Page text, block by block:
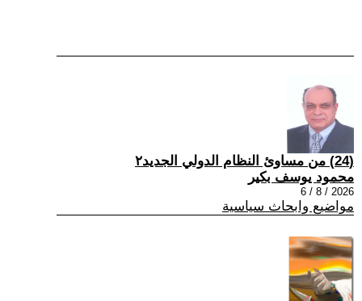
(24) من مساوئ النظام الدولي الجديد٢
محمود يوسف بكير
2026 / 8 / 6
مواضيع وابحاث سياسية